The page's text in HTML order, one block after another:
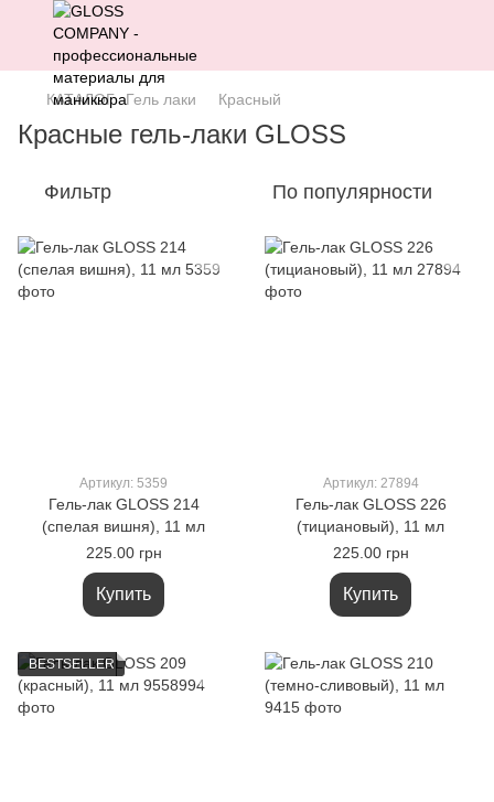
КАТАЛОГ Гель лаки Красный
Красные гель-лаки GLOSS
Фильтр По популярности
Артикул: 5359
Гель-лак GLOSS 214
(спелая вишня), 11 мл
225.00 грн
Купить
Артикул: 27894
Гель-лак GLOSS 226
(тициановый), 11 мл
225.00 грн
Купить
BESTSELLER